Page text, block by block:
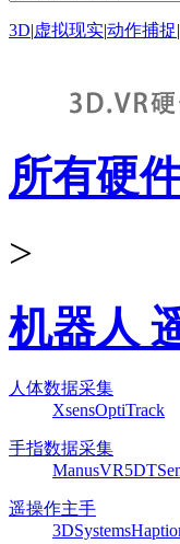
3D|虚拟现实|动作捕捉|
所有硬
>
机器人
人体数据采集
XsensOptiTrack
手指数据采集
ManusVR5DT
遥操作主手
3DSystems